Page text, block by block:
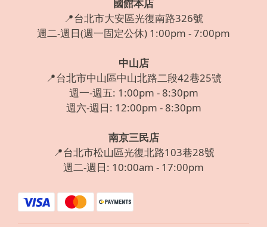
國館本店
📍台北市大安區光復南路326號
週二-週日(週一固定公休) 1:00pm - 7:00pm
中山店
📍台北市中山區中山北路二段42巷25號
週一-週五: 1:00pm - 8:30pm
週六-週日: 12:00pm - 8:30pm
南京三民店
📍台北市松山區光復北路103巷28號
週二-週日: 10:00am - 17:00pm